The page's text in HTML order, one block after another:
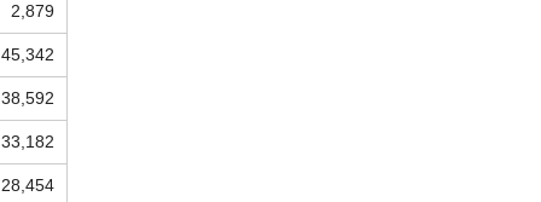
2,879
45,342
38,592
33,182
28,454